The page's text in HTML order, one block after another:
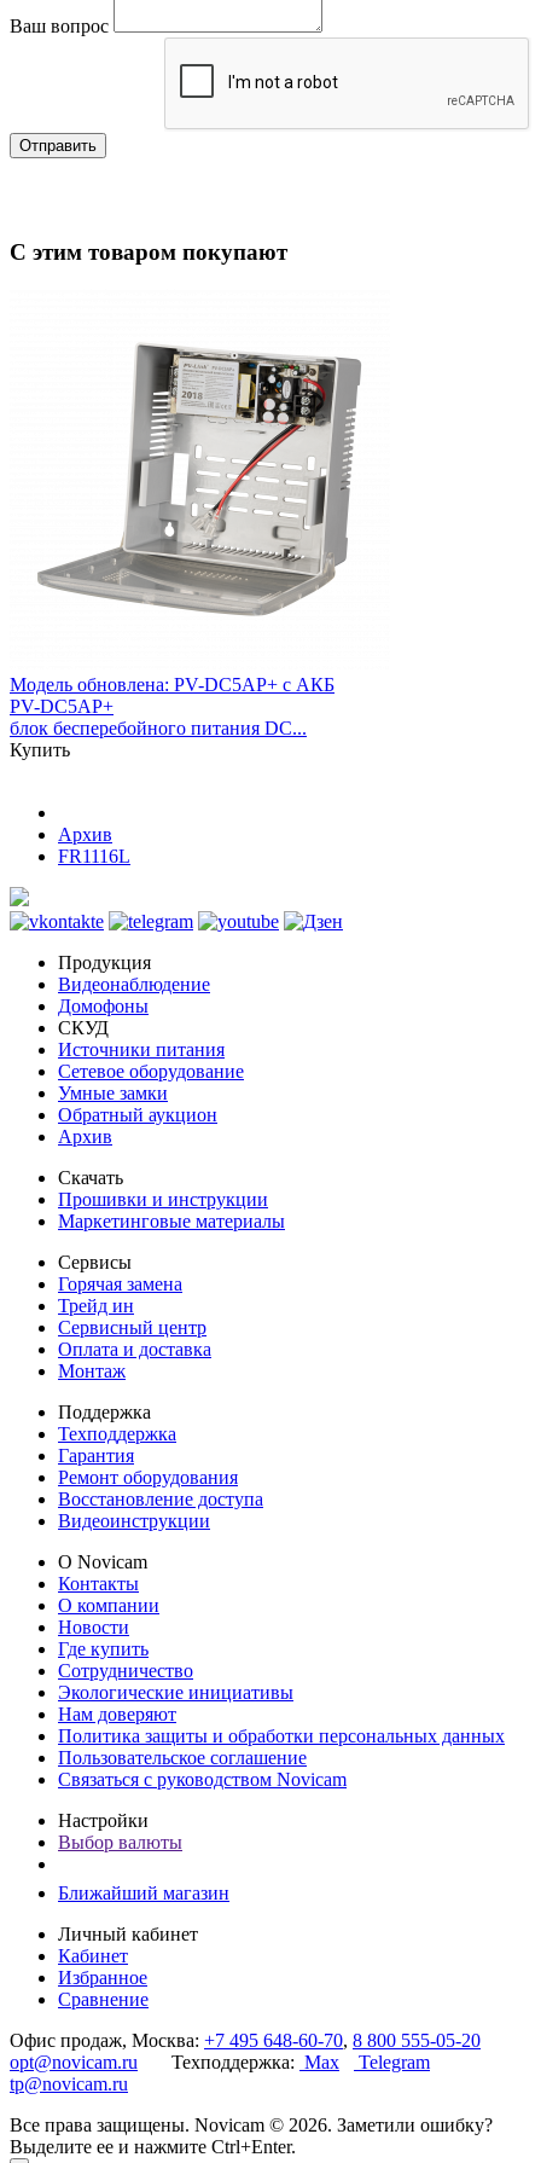
Ваш вопрос
Отправить
С этим товаром покупают
Модель обновлена: PV-DC5AP+ с АКБ
PV-DC5AP+
блок бесперебойного питания DC...
Купить
Архив
FR1116L
Продукция
Видеонаблюдение
Домофоны
СКУД
Источники питания
Сетевое оборудование
Умные замки
Обратный аукцион
Архив
Скачать
Прошивки и инструкции
Маркетинговые материалы
Сервисы
Горячая замена
Трейд ин
Сервисный центр
Оплата и доставка
Монтаж
Поддержка
Техподдержка
Гарантия
Ремонт оборудования
Восстановление доступа
Видеоинструкции
О Novicam
Контакты
О компании
Новости
Где купить
Сотрудничество
Экологические инициативы
Нам доверяют
Политика защиты и обработки персональных данных
Пользовательское соглашение
Связаться с руководством Novicam
Настройки
Выбор валюты
Ближайший магазин
Личный кабинет
Кабинет
Избранное
Сравнение
Офис продаж, Москва: +7 495 648-60-70, 8 800 555-05-20
opt@novicam.ru Техподдержка: Max
Telegram
tp@novicam.ru
Все права защищены. Novicam © 2026. Заметили ошибку?
Выделите ее и нажмите Ctrl+Enter.